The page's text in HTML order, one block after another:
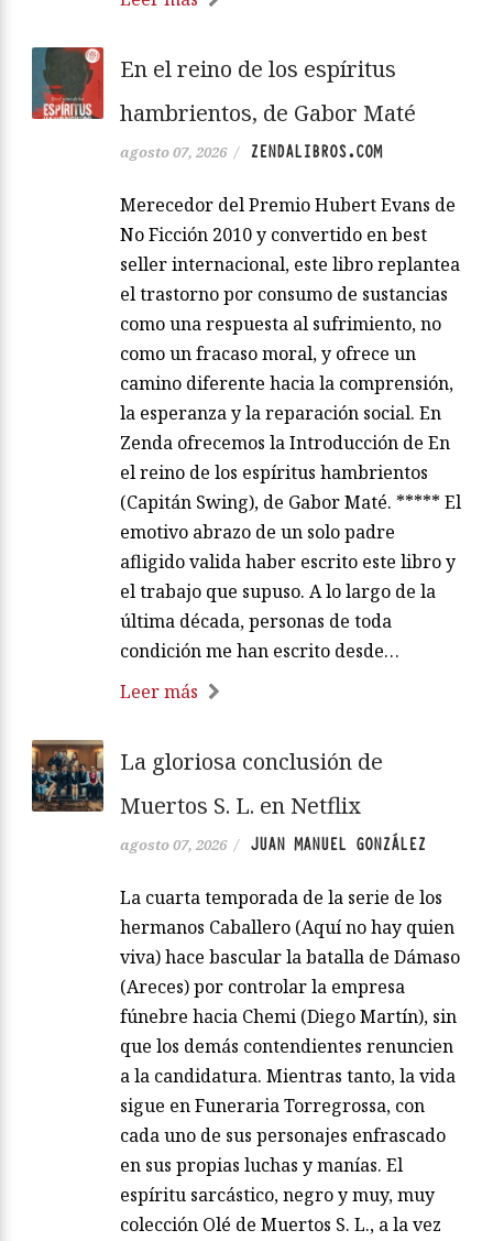
En el reino de los espíritus
hambrientos, de Gabor Maté
agosto 07, 2026 / ZENDALIBROS.COM
Merecedor del Premio Hubert Evans de
No Ficción 2010 y convertido en best
seller internacional, este libro replantea
el trastorno por consumo de sustancias
como una respuesta al sufrimiento, no
como un fracaso moral, y ofrece un
camino diferente hacia la comprensión,
la esperanza y la reparación social. En
Zenda ofrecemos la Introducción de En
el reino de los espíritus hambrientos
(Capitán Swing), de Gabor Maté. ***** El
emotivo abrazo de un solo padre
afligido valida haber escrito este libro y
el trabajo que supuso. A lo largo de la
última década, personas de toda
condición me han escrito desde…
Leer más
La gloriosa conclusión de
Muertos S. L. en Netflix
agosto 07, 2026 / JUAN MANUEL GONZÁLEZ
La cuarta temporada de la serie de los
hermanos Caballero (Aquí no hay quien
viva) hace bascular la batalla de Dámaso
(Areces) por controlar la empresa
fúnebre hacia Chemi (Diego Martín), sin
que los demás contendientes renuncien
a la candidatura. Mientras tanto, la vida
sigue en Funeraria Torregrossa, con
cada uno de sus personajes enfrascado
en sus propias luchas y manías. El
espíritu sarcástico, negro y muy, muy
colección Olé de Muertos S. L., a la vez